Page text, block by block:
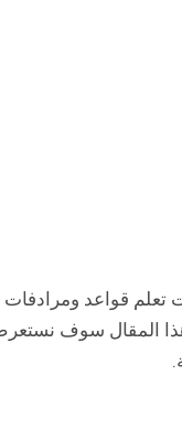
قواعد ومرادفات
المقال سوف